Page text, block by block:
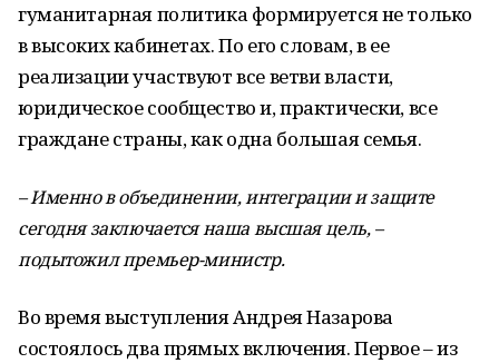
гуманитарная политика формируется не только
в высоких кабинетах. По его словам, в ее
реализации участвуют все ветви власти,
юридическое сообщество и, практически, все
граждане страны, как одна большая семья.
– Именно в объединении, интеграции и защите
сегодня заключается наша высшая цель, –
подытожил премьер-министр.
Во время выступления Андрея Назарова
состоялось два прямых включения. Первое – из